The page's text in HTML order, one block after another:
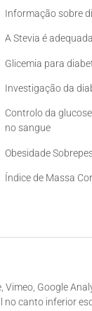
Google
no canto inferior
Informação sobre
A Stevia é
Glicemia para
Investigação da
Controlo da
no sangue
Obesidade
Índice de Massa